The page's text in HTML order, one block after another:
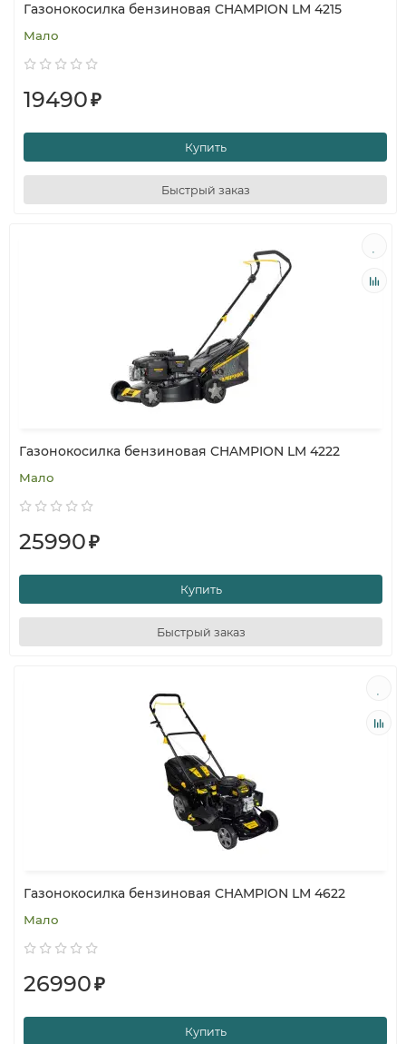
Газонокосилка бензиновая CHAMPION LM 4215
Мало
19490₽
Купить
Быстрый заказ
Газонокосилка бензиновая CHAMPION LM 4222
Мало
25990₽
Купить
Быстрый заказ
Газонокосилка бензиновая CHAMPION LM 4622
Мало
26990₽
Купить